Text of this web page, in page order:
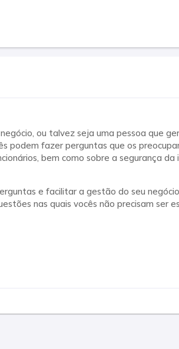
ou talvez seja uma pessoa que
podem fazer perguntas que os
bem como sobre a segurança da
e facilitar a gestão do seu
nas quais vocês não precisam ser